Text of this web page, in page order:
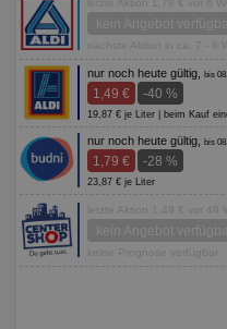
letzte Aktion 1,79 € vor 6
kein Angebot
nächste Aktion in ca. 7 - 8
nur noch heute gültig, bis
1,49 € -40 %
19,87 € je Liter | beim Kauf
nur noch heute gültig, bis
1,79 € -28 %
23,87 € je Liter
letzte Aktion 1,49 € vor 48
kein Angebot
keine Prognose verfügbar